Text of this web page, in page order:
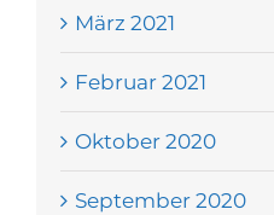
März 2021
Februar 2021
Oktober 2020
September 2020